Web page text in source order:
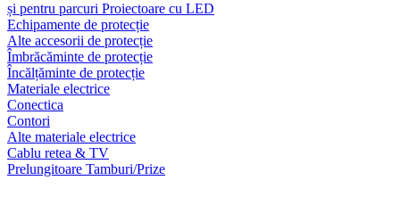
și pentru parcuri Proiectoare cu LED
Echipamente de protecție
Alte accesorii de protecție
Îmbrăcăminte de protecție
Încălțăminte de protecție
Materiale electrice
Conectica
Contori
Alte materiale electrice
Cablu retea & TV
Prelungitoare Tamburi/Prize